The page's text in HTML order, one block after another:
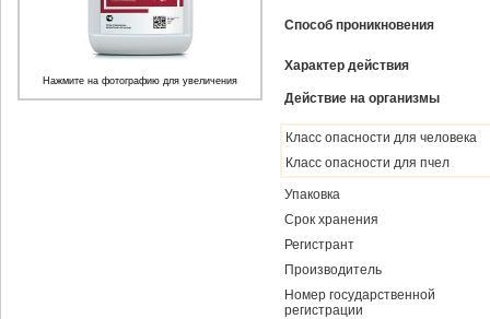
Способ проникновения
Характер действия
Действие на организмы
Класс опасности для человека
Класс опасности для пчел
Упаковка
Срок хранения
Регистрант
Производитель
Номер государственной
регистрации
Нажмите на фотографию для увеличения